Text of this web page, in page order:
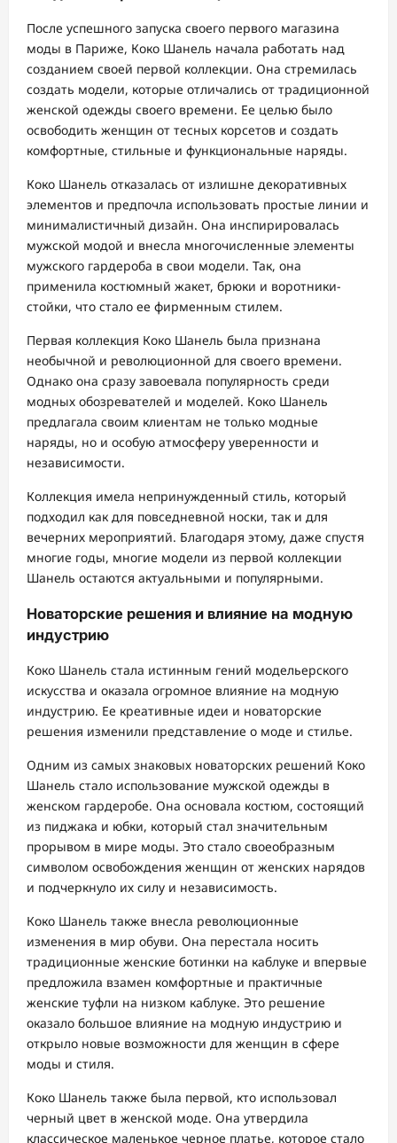
После успешного запуска своего первого магазина
моды в Париже, Коко Шанель начала работать над
созданием своей первой коллекции. Она стремилась
создать модели, которые отличались от традиционной
женской одежды своего времени. Ее целью было
освободить женщин от тесных корсетов и создать
комфортные, стильные и функциональные наряды.
Коко Шанель отказалась от излишне декоративных
элементов и предпочла использовать простые линии и
минималистичный дизайн. Она инспирировалась
мужской модой и внесла многочисленные элементы
мужского гардероба в свои модели. Так, она
применила костюмный жакет, брюки и воротники-
стойки, что стало ее фирменным стилем.
Первая коллекция Коко Шанель была признана
необычной и революционной для своего времени.
Однако она сразу завоевала популярность среди
модных обозревателей и моделей. Коко Шанель
предлагала своим клиентам не только модные
наряды, но и особую атмосферу уверенности и
независимости.
Коллекция имела непринужденный стиль, который
подходил как для повседневной носки, так и для
вечерних мероприятий. Благодаря этому, даже спустя
многие годы, многие модели из первой коллекции
Шанель остаются актуальными и популярными.
Новаторские решения и влияние на модную
индустрию
Коко Шанель стала истинным гений модельерского
искусства и оказала огромное влияние на модную
индустрию. Ее креативные идеи и новаторские
решения изменили представление о моде и стилье.
Одним из самых знаковых новаторских решений Коко
Шанель стало использование мужской одежды в
женском гардеробе. Она основала костюм, состоящий
из пиджака и юбки, который стал значительным
прорывом в мире моды. Это стало своеобразным
символом освобождения женщин от женских нарядов
и подчеркнуло их силу и независимость.
Коко Шанель также внесла революционные
изменения в мир обуви. Она перестала носить
традиционные женские ботинки на каблуке и впервые
предложила взамен комфортные и практичные
женские туфли на низком каблуке. Это решение
оказало большое влияние на модную индустрию и
открыло новые возможности для женщин в сфере
моды и стиля.
Коко Шанель также была первой, кто использовал
черный цвет в женской моде. Она утвердила
классическое маленькое черное платье, которое стало